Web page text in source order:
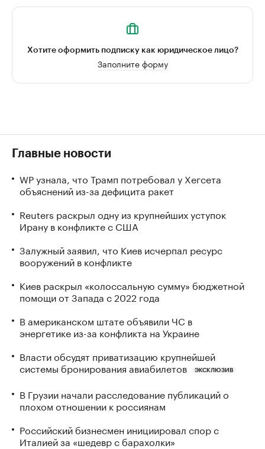
Хотите оформить подписку как юридическое лицо?
Заполните форму
Главные новости
WP узнала, что Трамп потребовал у Хегсета
объяснений из-за дефицита ракет
Reuters раскрыл одну из крупнейших уступок
Ирану в конфликте с США
Залужный заявил, что Киев исчерпал ресурс
вооружений в конфликте
Киев раскрыл «колоссальную сумму» бюджетной
помощи от Запада с 2022 года
В американском штате объявили ЧС в
энергетике из-за конфликта на Украине
Власти обсудят приватизацию крупнейшей
системы бронирования авиабилетов
ЭКСКЛЮЗИВ
В Грузии начали расследование публикаций о
плохом отношении к россиянам
Российский бизнесмен инициировал спор с
Италией за «шедевр с барахолки»